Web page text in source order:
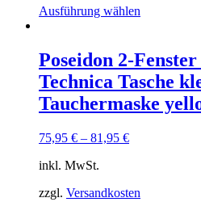
Ausführung wählen
mehrere
Varianten
auf.
Die
Optionen
werden
Poseidon 2-
Technica Tasche
Tauchermaske
75,95 € – 81,95 €
inkl. MwSt.
zzgl. Versandkosten